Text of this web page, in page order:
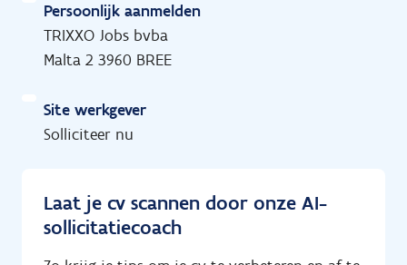
Persoonlijk aanmelden
TRIXXO Jobs bvba
Malta 2 3960 BREE
Site werkgever
Solliciteer nu
Laat je cv scannen door onze AI-
sollicitatiecoach